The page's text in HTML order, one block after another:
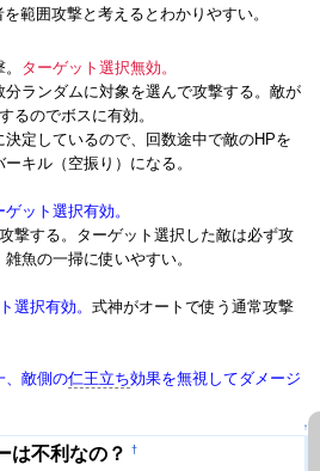
範囲攻撃と考えるとわかりやすい。
ターゲット選択無効。
ランダムに対象を選んで攻撃する。敵が
るのでボスに有効。
定しているので、回数途中で敵のHPを
キル（空振り）になる。
ゲット選択有効。
撃する。ターゲット選択した敵は必ず攻
魚の一掃に使いやすい。
選択有効。 式神がオートで使う通常攻撃
、敵側の仁王立ち効果を無視してダメージ
↑
は不利なの？ †